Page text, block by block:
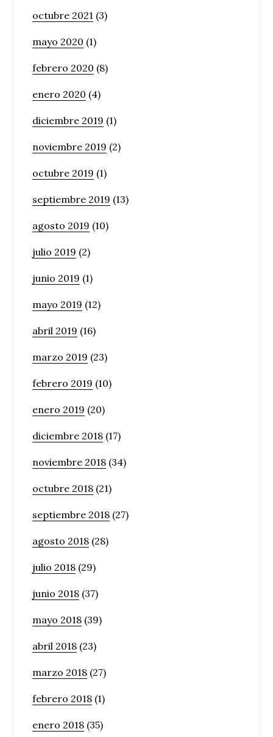
octubre 2021 (3)
mayo 2020 (1)
febrero 2020 (8)
enero 2020 (4)
diciembre 2019 (1)
noviembre 2019 (2)
octubre 2019 (1)
septiembre 2019 (13)
agosto 2019 (10)
julio 2019 (2)
junio 2019 (1)
mayo 2019 (12)
abril 2019 (16)
marzo 2019 (23)
febrero 2019 (10)
enero 2019 (20)
diciembre 2018 (17)
noviembre 2018 (34)
octubre 2018 (21)
septiembre 2018 (27)
agosto 2018 (28)
julio 2018 (29)
junio 2018 (37)
mayo 2018 (39)
abril 2018 (23)
marzo 2018 (27)
febrero 2018 (1)
enero 2018 (35)